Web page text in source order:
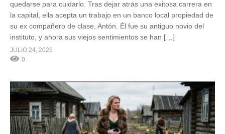
quedarse para cuidarlo. Tras dejar atrás una exitosa carrera en
la capital, ella acepta un trabajo en un banco local propiedad de
su ex compañero de clase, Antón. Él fue su antiguo novio del
instituto, y ahora sus viejos sentimientos se han […]
JULIO 24, 2026
0